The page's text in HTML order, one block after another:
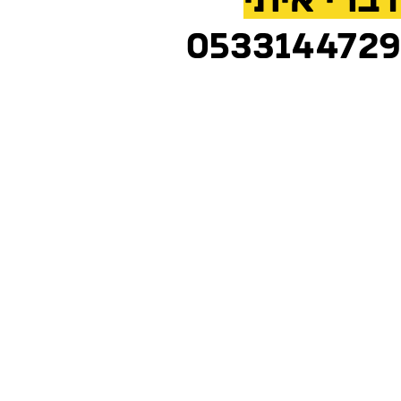
0533144729